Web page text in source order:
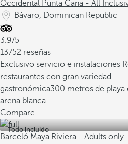
Occidental Punta Cana - All
Bávaro, Dominican Republic
3.9/5
13752 reseñas
Exclusivo servicio e instalaciones
restaurantes con gran variedad
gastronómica300 metros de playa
arena blanca
Compare
Todo incluido
Barceló Maya Riviera - Adults only